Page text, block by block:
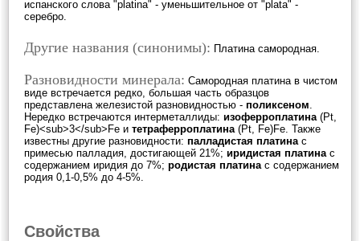
испанского слова "platina" - уменьшительное от "plata" -
серебро.
Другие названия (синонимы): Платина самородная.
Разновидности минерала: Самородная платина в чистом
виде встречается редко, большая часть образцов
представлена железистой разновидностью - поликсеном.
Нередко встречаются интерметаллиды: изоферроплатина(Pt,
Fe)<sub>3</sub>Fe и тетраферроплатина (Pt, Fe)Fe. Также
известны другие разновидности: палладистая платинас
примесью палладия, достигающей 21%; иридистая платинас
содержанием иридия до 7%; родистая платинас содержанием
родия 0,1-0,5% до 4-5%.
Свойства